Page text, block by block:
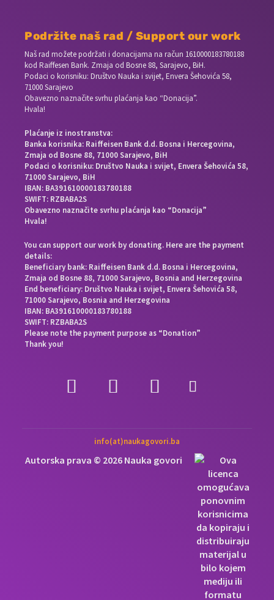
Podržite naš rad / Support our work
Naš rad možete podržati i donacijama na račun 1610000183780188
kod Raiffesen Bank. Zmaja od Bosne 88, Sarajevo, BiH.
Podaci o korisniku: Društvo Nauka i svijet, Envera Šehovića 58,
71000 Sarajevo
Obavezno naznačite svrhu plaćanja kao “Donacija”.
Hvala!
Plaćanje iz inostranstva:
Banka korisnika: Raiffeisen Bank d.d. Bosna i Hercegovina,
Zmaja od Bosne 88, 71000 Sarajevo, BiH
Podaci o korisniku: Društvo Nauka i svijet, Envera Šehovića 58,
71000 Sarajevo, BiH
IBAN: BA391610000183780188
SWIFT: RZBABA2S
Obavezno naznačite svrhu plaćanja kao “Donacija”
Hvala!
You can support our work by donating. Here are the payment
details:
Beneficiary bank: Raiffeisen Bank d.d. Bosna i Hercegovina,
Zmaja od Bosne 88, 71000 Sarajevo, Bosnia and Herzegovina
End beneficiary: Društvo Nauka i svijet, Envera Šehovića 58,
71000 Sarajevo, Bosnia and Herzegovina
IBAN: BA391610000183780188
SWIFT: RZBABA2S
Please note the payment purpose as “Donation”
Thank you!
info(at)naukagovori.ba
Autorska prava © 2026 Nauka govori